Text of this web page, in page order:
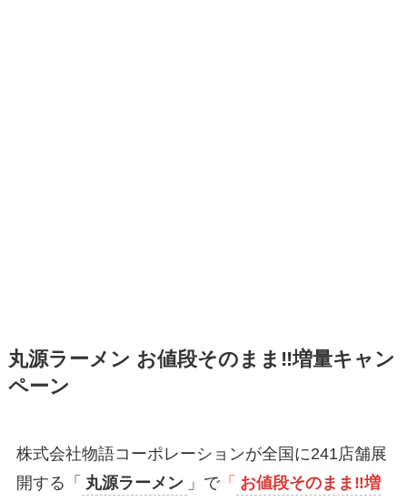
丸源ラーメン お値段そのまま‼︎増量キャン
ペーン
株式会社物語コーポレーションが全国に241店舗展
開する「 丸源ラーメン 」で「 お値段そのまま‼︎増